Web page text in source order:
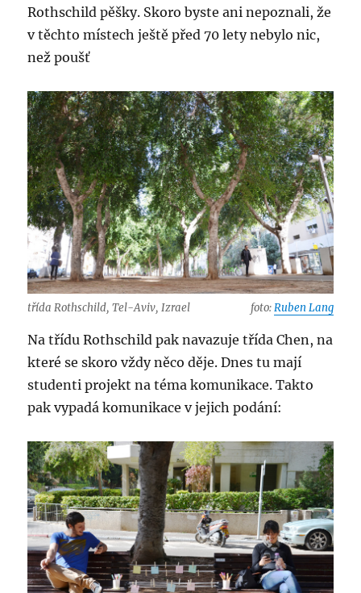
Rothschild pěšky. Skoro byste ani nepoznali, že
v těchto místech ještě před 70 lety nebylo nic,
než poušť
třída Rothschild, Tel-Aviv, Izrael foto:Ruben Lang
Na třídu Rothschild pak navazuje třída Chen, na
které se skoro vždy něco děje. Dnes tu mají
studenti projekt na téma komunikace. Takto
pak vypadá komunikace v jejich podání: